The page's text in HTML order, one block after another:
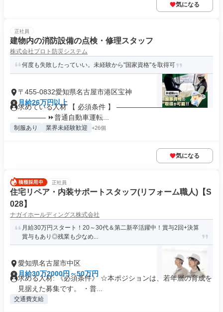
気になる
正社員
建物内の消防設備の点検・修理スタッフ
株式会社プロト防災システム
何度も失敗したっていい。未経験から"国家資格"を取得可
〒455-0832愛知県名古屋市港区宝神
月給26万円以上
求めている人材 【 必須条件 】 ―――――――――――――
―――― ⏩普通自動車運転...
制服あり 業界未経験歓迎 +26個
気になる
正社員
住宅リペア・内装サポートスタッフ(リフォーム職人)【S
028】
ナガイホールディングス株式会社
月給30万円スタート！20～30代＆第二新卒活躍中！賞与2回+決算
賞与もあり◎残業も少なめ...
愛知県名古屋市中区
月給30万2000円～50万円
求める人材: 《必須条件》 ☆本ポジションは、若年層の育成を
見据えた募集です。 ・普...
交通費支給